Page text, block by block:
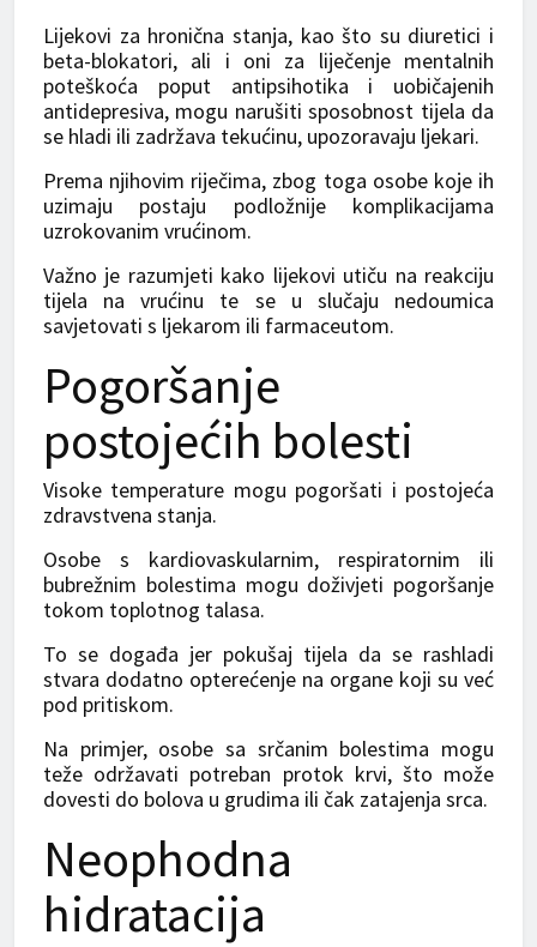
Lijekovi za hronična stanja, kao što su diuretici i
beta-blokatori, ali i oni za liječenje mentalnih
poteškoća poput antipsihotika i uobičajenih
antidepresiva, mogu narušiti sposobnost tijela da
se hladi ili zadržava tekućinu, upozoravaju ljekari.
Prema njihovim riječima, zbog toga osobe koje ih
uzimaju postaju podložnije komplikacijama
uzrokovanim vrućinom.
Važno je razumjeti kako lijekovi utiču na reakciju
tijela na vrućinu te se u slučaju nedoumica
savjetovati s ljekarom ili farmaceutom.
Pogoršanje
postojećih bolesti
Visoke temperature mogu pogoršati i postojeća
zdravstvena stanja.
Osobe s kardiovaskularnim, respiratornim ili
bubrežnim bolestima mogu doživjeti pogoršanje
tokom toplotnog talasa.
To se događa jer pokušaj tijela da se rashladi
stvara dodatno opterećenje na organe koji su već
pod pritiskom.
Na primjer, osobe sa srčanim bolestima mogu
teže održavati potreban protok krvi, što može
dovesti do bolova u grudima ili čak zatajenja srca.
Neophodna
hidratacija